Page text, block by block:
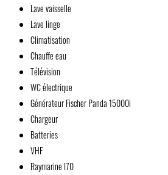
Lave vaisselle
Lave linge
Climatisation
Chauffe eau
Télévision
WC électrique
Générateur Fischer Panda 15000i
Chargeur
Batteries
VHF
Raymarine I70